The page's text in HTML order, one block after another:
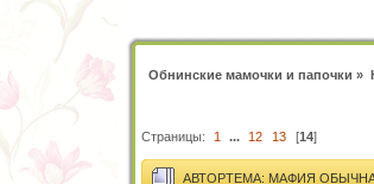
Обнинские мамочки и папочки »
Страницы: 1 ... 12 13 [14]
АВТОРТЕМА: МАФИЯ